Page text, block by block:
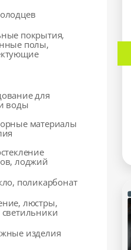
покрытия,
полы,
для
воды
материалы
лоджий
поликарбонат
люстры,
изделия